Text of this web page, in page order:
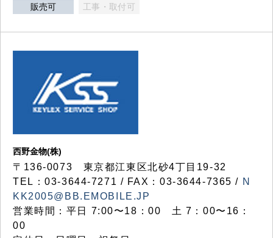
販売可 工事・取付可
西野金物(株)
〒136-0073 東京都江東区北砂4丁目19-32
TEL：03‐3644‐7271 / FAX：03-3644-7365 / N
KK2005@BB.EMOBILE.JP
営業時間：平日 7:00〜18：00 土 7：00〜16：
00